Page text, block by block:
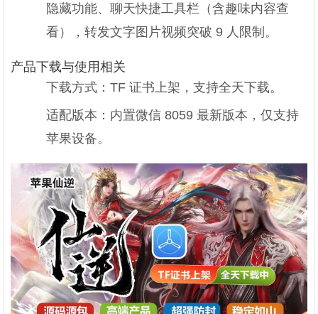
隐藏功能、聊天快捷工具栏（含趣味内容查
看），转发文字图片视频突破 9 人限制。
产品下载与使用相关
下载方式：TF 证书上架，支持全天下载。
适配版本：内置微信 8059 最新版本，仅支持
苹果设备。